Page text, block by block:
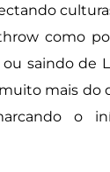
como
saindo de
mais do
o